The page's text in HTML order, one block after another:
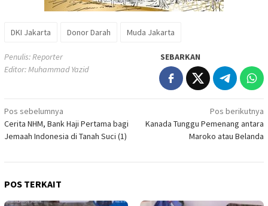
DKI Jakarta Donor Darah Muda Jakarta
Penulis: Reporter
Editor: Muhammad Yazid
SEBARKAN
Navigasi
pos
Pos sebelumnya
Cerita NHM, Bank Haji Pertama bagi
Jemaah Indonesia di Tanah Suci (1)
Pos berikutnya
Kanada Tunggu Pemenang antara
Maroko atau Belanda
POS TERKAIT